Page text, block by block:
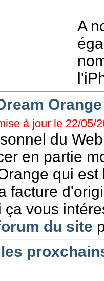
A
à jour le 22/05/
du
en partie
qui
facture
ça vous
du site